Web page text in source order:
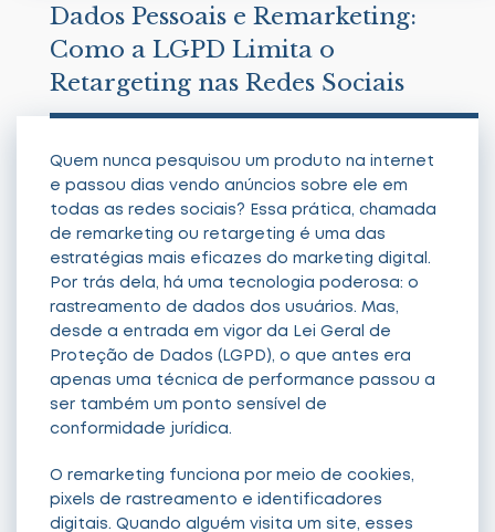
Notícias
Dados Pessoais e Remarketing:
Como a LGPD Limita o
Retargeting nas Redes Sociais
Quem nunca pesquisou um produto na internet
e passou dias vendo anúncios sobre ele em
todas as redes sociais? Essa prática, chamada
de remarketing ou retargeting é uma das
estratégias mais eficazes do marketing digital.
Por trás dela, há uma tecnologia poderosa: o
rastreamento de dados dos usuários. Mas,
desde a entrada em vigor da Lei Geral de
Proteção de Dados (LGPD), o que antes era
apenas uma técnica de performance passou a
ser também um ponto sensível de
conformidade jurídica.
O remarketing funciona por meio de cookies,
pixels de rastreamento e identificadores
digitais. Quando alguém visita um site, esses